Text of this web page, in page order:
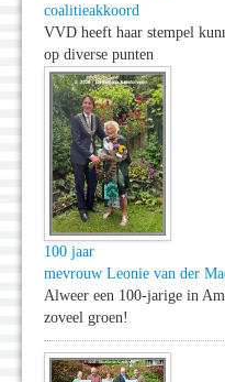
coalitieakkoord
VVD heeft haar stempel
op diverse punten
100 jaar
mevrouw Leonie van der
Alweer een 100-jarige in
zoveel groen!